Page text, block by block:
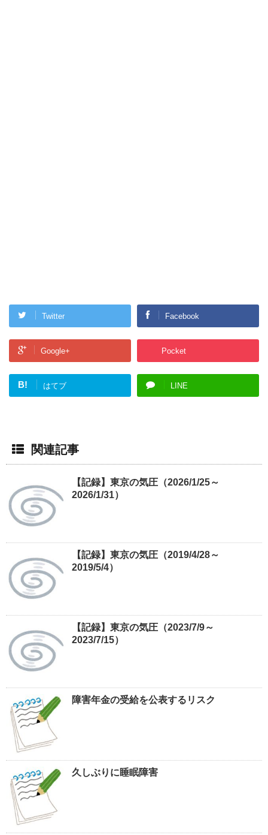
Twitter Facebook
Google+ Pocket
B! はてブ LINE
関連記事
【記録】東京の気圧（2026/1/25～
2026/1/31）
【記録】東京の気圧（2019/4/28～
2019/5/4）
【記録】東京の気圧（2023/7/9～
2023/7/15）
障害年金の受給を公表するリスク
久しぶりに睡眠障害